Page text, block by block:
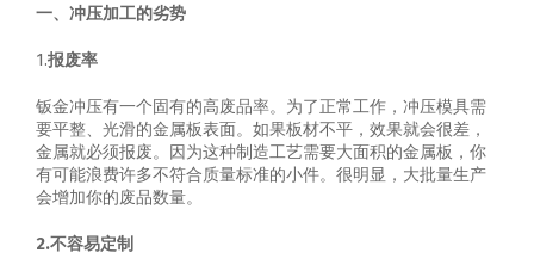
一、冲压加工的劣势
1.报废率
钣金冲压有一个固有的高废品率。为了正常工作，冲压模具需
要平整、光滑的金属板表面。如果板材不平，效果就会很差，
金属就必须报废。因为这种制造工艺需要大面积的金属板，你
有可能浪费许多不符合质量标准的小件。很明显，大批量生产
会增加你的废品数量。
2.不容易定制